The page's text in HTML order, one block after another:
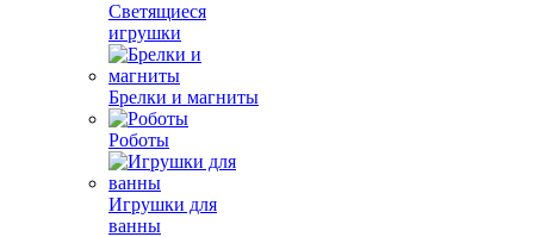
Светящиеся
игрушки
Брелки и магниты
Роботы
Игрушки для
ванны